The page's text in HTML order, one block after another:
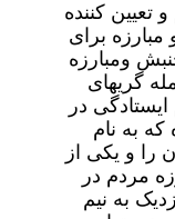
و تعیین کننده
برای
ومبارزه
گریهای
در
به نام
را و یکی از
مردم در
به نیم